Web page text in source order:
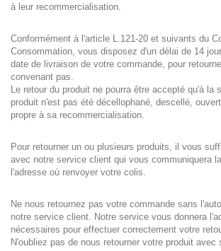
à leur recommercialisation.
Conformément à l'article L.121-20 et suivants du
Consommation, vous disposez d'un délai de 14
date de livraison de votre commande, pour
convenant pas.
Le retour du produit ne pourra être accepté qu'à la
produit n'est pas été décellophané, descellé,
propre à sa recommercialisation.
Pour retourner un ou plusieurs produits, il vous
avec notre service client qui vous communiquera
l'adresse où renvoyer votre colis.
Ne nous retournez pas votre commande sans
notre service client. Notre service vous donnera
nécessaires pour effectuer correctement votre
N'oubliez pas de nous retourner votre produit avec